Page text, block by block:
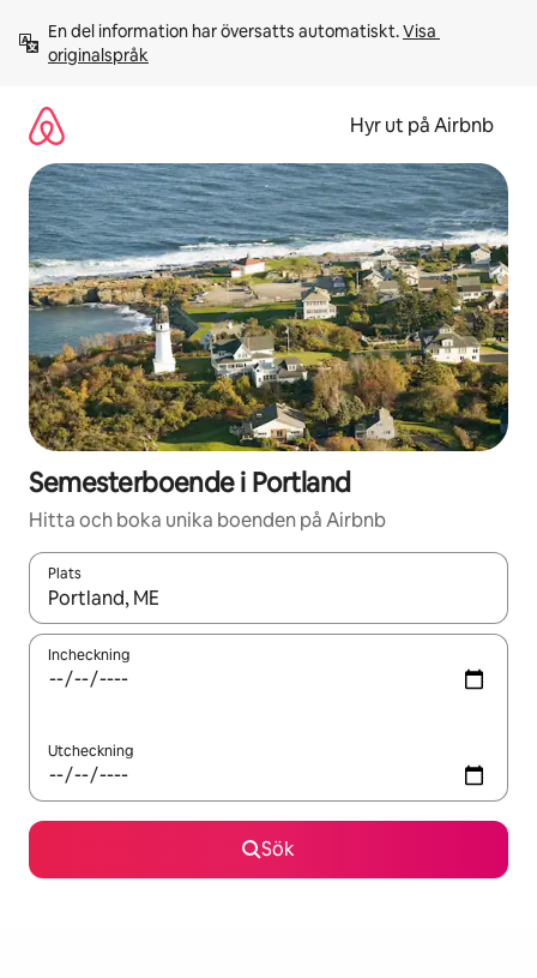
innehåll
En del information har översatts automatiskt. Visa
originalspråk
Hyr ut på Airbnb
Semesterboende i Portland
Hitta och boka unika boenden på Airbnb
Plats
När resultaten är tillgängliga kan du navigera med upp- och
Incheckning
Utcheckning
Sök